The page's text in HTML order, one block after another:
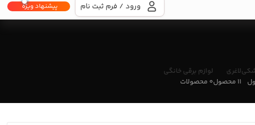
ورود / فرم ثبت نام پیشنهاد ویژه
لاغری
11 محصول
لوازم برقی خانگی
0 محصولات